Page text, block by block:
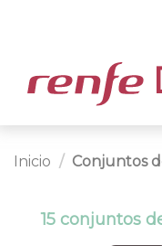
Inicio Conjuntos
15 conjuntos